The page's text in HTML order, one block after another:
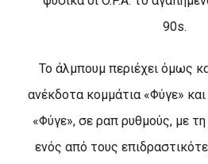
90s.
Το άλμπουμ περιέχει όμως
ανέκδοτα κομμάτια «Φύγε»
«Φύγε», σε ραπ ρυθμούς, με
ενός από τους